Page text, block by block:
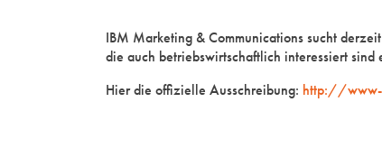
IBM Marketing & Communications sucht
die auch betriebswirtschaftlich interessiert
Hier die offizielle Ausschreibung: http://www-